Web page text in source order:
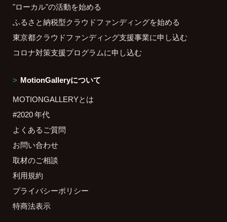
"ローカル"の活動を始める
ふるさと納税型クラウドファンディングを始める
東京都クラウドファンディング支援事業に申し込む
コロナ対策支援プログラムに申し込む
MotionGalleryについて
MOTIONGALLERYとは
#2020 年代
よくあるご質問
お問い合わせ
取材のご相談
利用規約
プライバシーポリシー
特商法表示